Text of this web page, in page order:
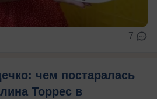
7
чем постаралась
Торрес в